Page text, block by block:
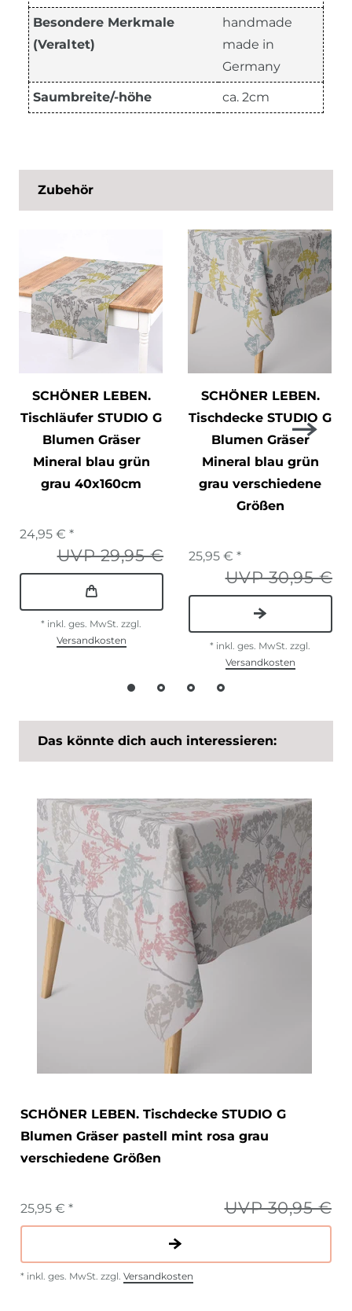
Besondere Merkmale
(Veraltet)
handmade
made in
Germany
Saumbreite/-höhe ca. 2cm
Zubehör
SCHÖNER LEBEN.
Tischläufer STUDIO G
Blumen Gräser
Mineral blau grün
grau 40x160cm
UVP 29,95 €
24,95 € *
* inkl. ges. MwSt. zzgl.
Versandkosten
SCHÖNER LEBEN.
Tischdecke STUDIO G
Blumen Gräser
Mineral blau grün
grau verschiedene
Größen
UVP 30,95 €
25,95 € *
* inkl. ges. MwSt. zzgl.
Versandkosten
Das könnte dich auch interessieren:
SCHÖNER LEBEN. Tischdecke STUDIO G
Blumen Gräser pastell mint rosa grau
verschiedene Größen
UVP 30,95 €
25,95 € *
* inkl. ges. MwSt. zzgl. Versandkosten